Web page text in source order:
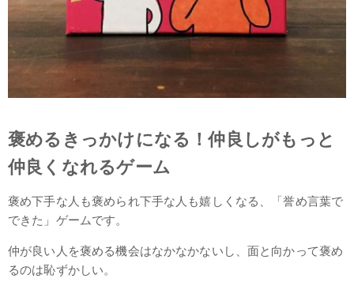
褒めるきっかけになる！仲良しがもっと
仲良くなれるゲーム
褒め下手な人も褒められ下手な人も嬉しくなる、「誉め言葉で
できた」ゲームです。
仲が良い人を褒める機会はなかなかないし、面と向かって褒め
るのは恥ずかしい。